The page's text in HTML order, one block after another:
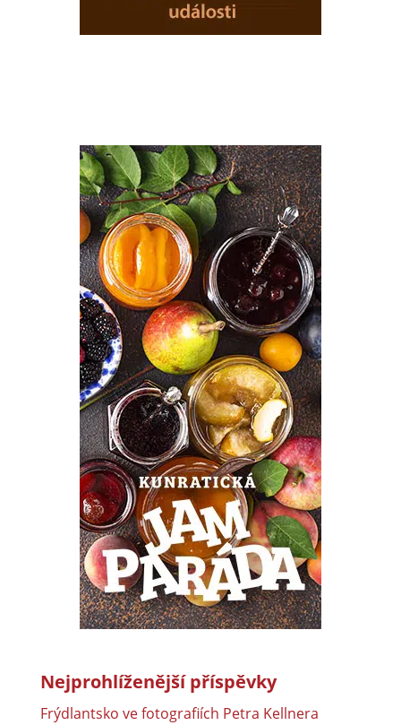
Nejprohlíženější příspěvky
Frýdlantsko ve fotografiích Petra Kellnera